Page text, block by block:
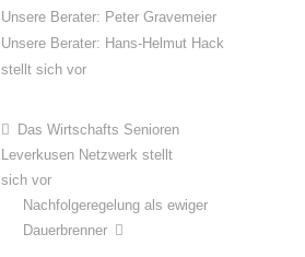
Unsere Berater: Peter Gravemeier
Unsere Berater: Hans-Helmut Hack
stellt sich vor
Das Wirtschafts Senioren
Leverkusen Netzwerk stellt
sich vor
Nachfolgeregelung als ewiger
Dauerbrenner